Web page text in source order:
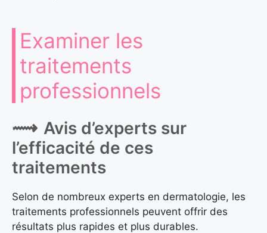
Examiner les
traitements
professionnels
Avis d’experts sur
l’efficacité de ces
traitements
Selon de nombreux experts en dermatologie, les
traitements professionnels peuvent offrir des
résultats plus rapides et plus durables.